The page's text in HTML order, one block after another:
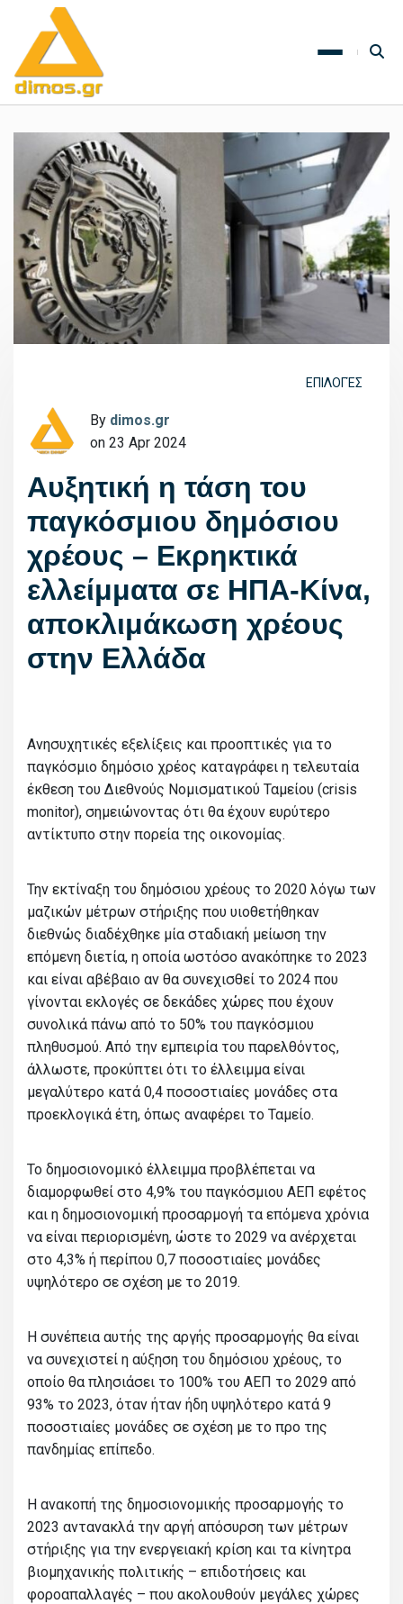
ΕΠΙΛΟΓΈΣ
By dimos.gr
on 23 Apr 2024
Αυξητική η τάση του
παγκόσμιου δημόσιου
χρέους – Εκρηκτικά
ελλείμματα σε ΗΠΑ-Κίνα,
αποκλιμάκωση χρέους
στην Ελλάδα
Ανησυχητικές εξελίξεις και προοπτικές για το
παγκόσμιο δημόσιο χρέος καταγράφει η τελευταία
έκθεση του Διεθνούς Νομισματικού Ταμείου (crisis
monitor), σημειώνοντας ότι θα έχουν ευρύτερο
αντίκτυπο στην πορεία της οικονομίας.
Την εκτίναξη του δημόσιου χρέους το 2020 λόγω των
μαζικών μέτρων στήριξης που υιοθετήθηκαν
διεθνώς διαδέχθηκε μία σταδιακή μείωση την
επόμενη διετία, η οποία ωστόσο ανακόπηκε το 2023
και είναι αβέβαιο αν θα συνεχισθεί το 2024 που
γίνονται εκλογές σε δεκάδες χώρες που έχουν
συνολικά πάνω από το 50% του παγκόσμιου
πληθυσμού. Από την εμπειρία του παρελθόντος,
άλλωστε, προκύπτει ότι το έλλειμμα είναι
μεγαλύτερο κατά 0,4 ποσοστιαίες μονάδες στα
προεκλογικά έτη, όπως αναφέρει το Ταμείο.
Το δημοσιονομικό έλλειμμα προβλέπεται να
διαμορφωθεί στο 4,9% του παγκόσμιου ΑΕΠ εφέτος
και η δημοσιονομική προσαρμογή τα επόμενα χρόνια
να είναι περιορισμένη, ώστε το 2029 να ανέρχεται
στο 4,3% ή περίπου 0,7 ποσοστιαίες μονάδες
υψηλότερο σε σχέση με το 2019.
Η συνέπεια αυτής της αργής προσαρμογής θα είναι
να συνεχιστεί η αύξηση του δημόσιου χρέους, το
οποίο θα πλησιάσει το 100% του ΑΕΠ το 2029 από
93% το 2023, όταν ήταν ήδη υψηλότερο κατά 9
ποσοστιαίες μονάδες σε σχέση με το προ της
πανδημίας επίπεδο.
Η ανακοπή της δημοσιονομικής προσαρμογής το
2023 αντανακλά την αργή απόσυρση των μέτρων
στήριξης για την ενεργειακή κρίση και τα κίνητρα
βιομηχανικής πολιτικής – επιδοτήσεις και
φοροαπαλλαγές – που ακολουθούν μεγάλες χώρες